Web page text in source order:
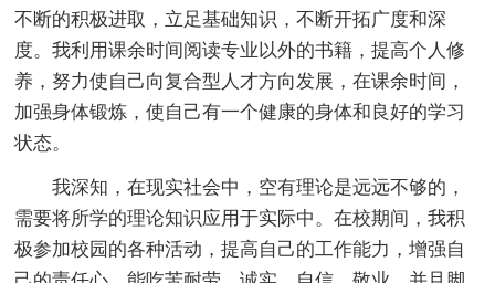
不断的积极进取，立足基础知识，不断开拓广度和深
度。我利用课余时间阅读专业以外的书籍，提高个人修
养，努力使自己向复合型人才方向发展，在课余时间，
加强身体锻炼，使自己有一个健康的身体和良好的学习
状态。
我深知，在现实社会中，空有理论是远远不够的，
需要将所学的理论知识应用于实际中。在校期间，我积
极参加校园的各种活动，提高自己的工作能力，增强自